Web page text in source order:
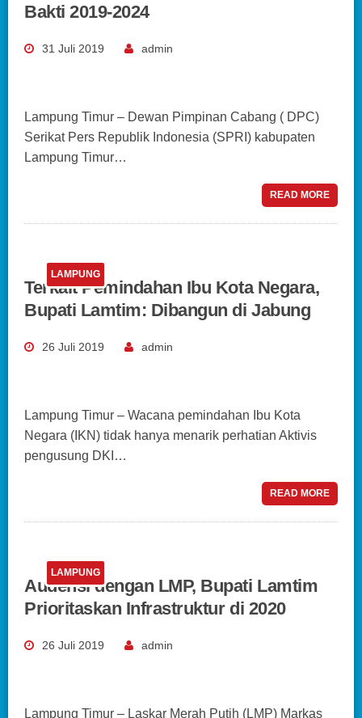
Bakti 2019-2024
31 Juli 2019 admin
Lampung Timur – Dewan Pimpinan Cabang ( DPC)
Serikat Pers Republik Indonesia (SPRI) kabupaten
Lampung Timur…
READ MORE
LAMPUNG
Terkait Pemindahan Ibu Kota Negara,
Bupati Lamtim: Dibangun di Jabung
26 Juli 2019 admin
Lampung Timur – Wacana pemindahan Ibu Kota
Negara (IKN) tidak hanya menarik perhatian Aktivis
pengusung DKI…
READ MORE
LAMPUNG
Audensi dengan LMP, Bupati Lamtim
Prioritaskan Infrastruktur di 2020
26 Juli 2019 admin
Lampung Timur – Laskar Merah Putih (LMP) Markas